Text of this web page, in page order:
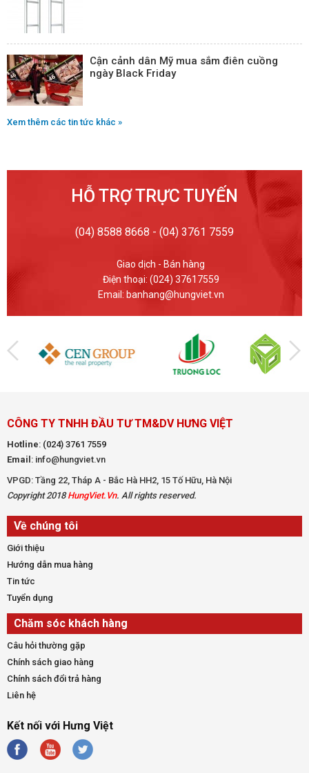
Cận cảnh dân Mỹ mua sắm điên cuồng
ngày Black Friday
Xem thêm các tin tức khác »
HỖ TRỢ TRỰC TUYẾN
(04) 8588 8668 - (04) 3761 7559
Giao dịch - Bán hàng
Điện thoại: (024) 37617559
Email: banhang@hungviet.vn
CÔNG TY TNHH ĐẦU TƯ TM&DV HƯNG VIỆT
Hotline: (024) 3761 7559
Email : info@hungviet.vn
VPGD: Tầng 22, Tháp A - Bắc Hà HH2, 15 Tố Hữu, Hà Nội
Copyright 2018HungViet.Vn. All rights reserved.
Về chúng tôi
Giới thiệu
Hướng dẫn mua hàng
Tin tức
Tuyển dụng
Chăm sóc khách hàng
Câu hỏi thường gặp
Chính sách giao hàng
Chính sách đổi trả hàng
Liên hệ
Kết nối với Hưng Việt